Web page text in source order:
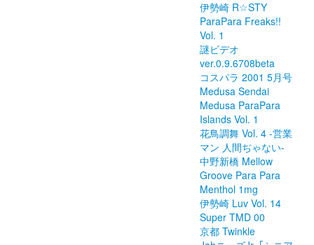
伊勢崎 R☆STY
ParaPara Freaks!!
Vol. 1
謎ビデオ
ver.0.9.6708beta
コスパラ 2001 5月号
Medusa Sendai
Medusa ParaPara
Islands Vol. 1
花鳥調舞 Vol. 4 -営業
マン 人間ぢゃない-
中野新橋 Mellow
Groove Para Para
Menthol 1mg
伊勢崎 Luv Vol. 14
Super TMD 00
京都 Twinkle